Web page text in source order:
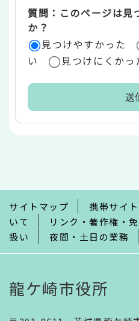
質問：このページは見
か？
見つけやすかった
い
見つけにくかっ
で
サイトマップ 携帯サイト
いて
リンク・著作権・
扱い
夜間・土日の業務
龍ケ崎市役所